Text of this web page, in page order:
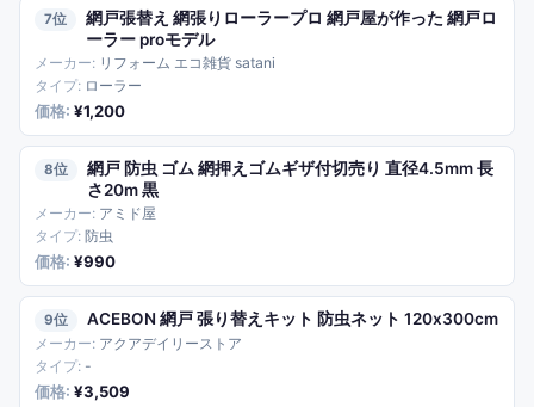
7
網戸張替え 網張りローラープロ 網戸屋が作った 網戸ロ
ーラー proモデル
リフォーム エコ雑貨 satani
ローラー
¥1,200
8
網戸 防虫 ゴム 網押えゴムギザ付切売り 直径4.5mm 長
さ20m 黒
アミド屋
防虫
¥990
9 ACEBON 網戸 張り替えキット 防虫ネット 120x300cm
アクアデイリーストア
-
¥3,509